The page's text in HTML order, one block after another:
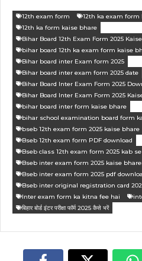
12th exam form
12th ka exam form
12th ka form kaise bhare
Bihar Board 12th Exam Form 2025
bihar board 12th ka exam form kaise
Bihar board inter Exam form 2025
Bihar board inter exam form 2025 date
Bihar Board Inter Exam Form 2025
Bihar Board Inter Exam Form 2025
bihar board inter form kaise bhare
bihar school examination board form
bseb 12th exam form 2025 kaise bhare
Bseb 12th exam form PDF download
Bseb class 12th exam form 2025 kab
Bseb inter exam form 2025 kaise
Bseb inter exam form 2025 pdf
Bseb inter original registration card
Inter exam form ka kitna fee hai
बिहार बोर्ड इंटर परीक्षा फॉर्म 2025 कैसे भरें